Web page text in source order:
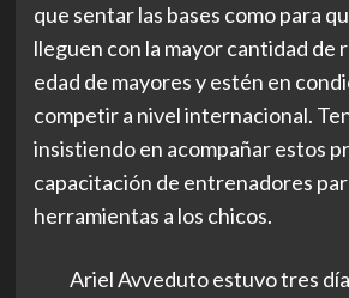
que sentar las bases como para
lleguen con la mayor cantidad de
edad de mayores y estén en
competir a nivel internacional.
insistiendo en acompañar estos
capacitación de entrenadores
herramientas a los chicos.
Ariel Avveduto estuvo tres